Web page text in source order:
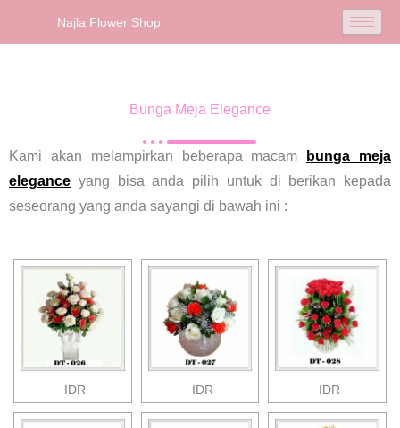
Najla Flower Shop
Bunga Meja Elegance
Kami akan melampirkan beberapa macam
bunga meja
elegance yang bisa anda pilih untuk di berikan kepada
seseorang yang anda sayangi di bawah ini :
IDR IDR IDR